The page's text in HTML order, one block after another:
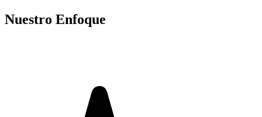
Nuestro Enfoque